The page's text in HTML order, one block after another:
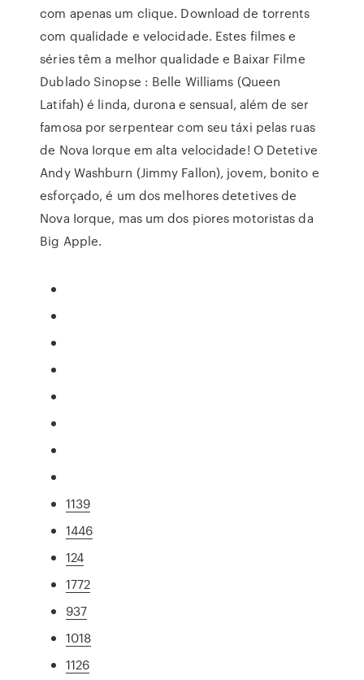
com apenas um clique. Download de torrents
com qualidade e velocidade. Estes filmes e
séries têm a melhor qualidade e Baixar Filme
Dublado Sinopse : Belle Williams (Queen
Latifah) é linda, durona e sensual, além de ser
famosa por serpentear com seu táxi pelas ruas
de Nova Iorque em alta velocidade! O Detetive
Andy Washburn (Jimmy Fallon), jovem, bonito e
esforçado, é um dos melhores detetives de
Nova Iorque, mas um dos piores motoristas da
Big Apple.
1139
1446
124
1772
937
1018
1126